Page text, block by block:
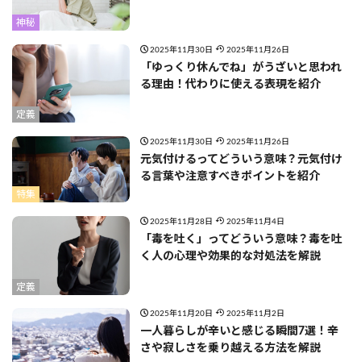
神秘
定義
2025年11月30日 2025年11月26日
「ゆっくり休んでね」がうざいと思われ
る理由！代わりに使える表現を紹介
特集
2025年11月30日 2025年11月26日
元気付けるってどういう意味？元気付け
る言葉や注意すべきポイントを紹介
定義
2025年11月28日 2025年11月4日
「毒を吐く」ってどういう意味？毒を吐
く人の心理や効果的な対処法を解説
2025年11月20日 2025年11月2日
一人暮らしが辛いと感じる瞬間7選！辛
さや寂しさを乗り越える方法を解説